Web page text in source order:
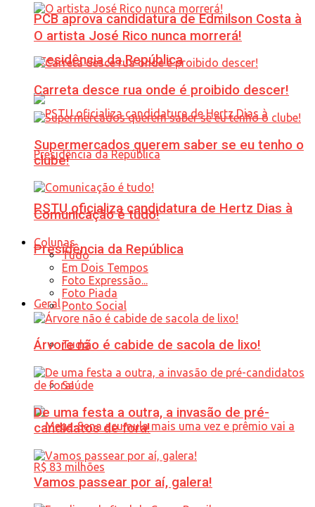
PCB aprova candidatura de Edmilson Costa à
presidência da República
PSTU oficializa candidatura de Hertz Dias à
Presidência da República
Geral
Tudo
Saúde
O artista José Rico nunca morrerá!
Carreta desce rua onde é proibido descer!
Supermercados querem saber se eu tenho o
clube!
Comunicação é tudo!
Colunas
Tudo
Em Dois Tempos
Foto Expressão...
Foto Piada
Ponto Social
Árvore não é cabide de sacola de lixo!
De uma festa a outra, a invasão de pré-
candidatos de fora!
Vamos passear por aí, galera!